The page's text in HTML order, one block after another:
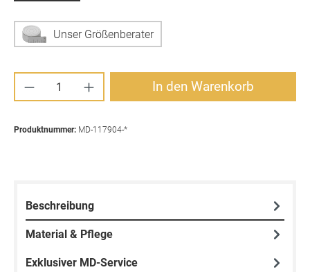
Unser Größenberater
Produkt Anzahl: Gib den gewünschten
In den Warenkorb
Produktnummer: MD-117904-*
Beschreibung
Material & Pflege
Exklusiver MD-Service